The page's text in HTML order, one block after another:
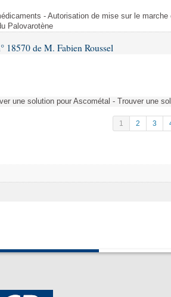
- Autorisation de mise sur le
Palovarotène
18570 de M. Fabien Roussel
une solution pour Ascométal - Trouver une
1 2 3